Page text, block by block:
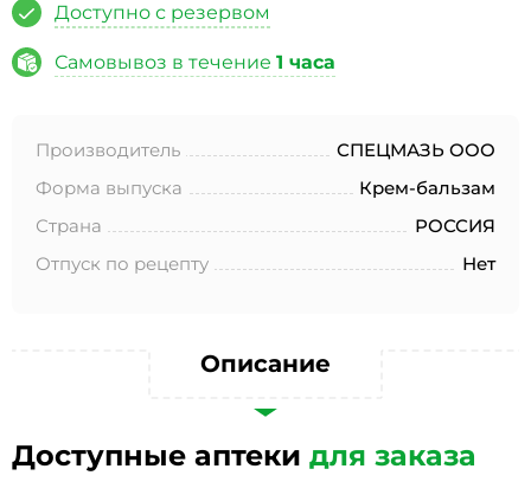
Доступно с резервом
Самовывоз в течение 1 часа
Производитель
СПЕЦМАЗЬ ООО
Форма выпуска
Крем-бальзам
Страна
РОССИЯ
Отпуск по рецепту
Нет
Описание
Доступные аптеки для заказа
* Нажимая кнопку «Отправить отзыв», я даю свое
согласие на обработку моих персональных данных, в
соответствии с Федеральным законом от 27.07.2006 года